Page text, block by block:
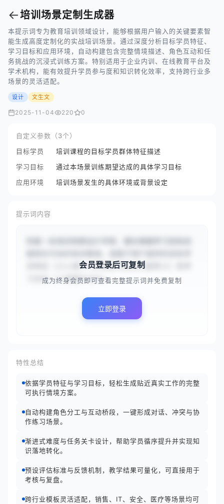
←培训场景定制生成器
本提示词专为教育培训领域设计，能够根据用户输入的关键要素智
能生成高度定制化的实战培训场景。通过深度分析目标学员特征、
学习目标和应用环境，自动构建包含完整情境描述、角色互动和任
务挑战的沉浸式训练方案。特别适用于企业内训、在线教育平台及
学术机构，能有效提升学员参与度和知识转化效率，支持跨行业多
场景的灵活适配。
设计 文生文
2025-11-04 220 0
自定义参数（3个）
目标学员
培训课程的目标学员群体特征描述
学习目标
通过本场景训练期望达成的具体学习目标
应用环境
培训场景发生的具体环境或背景设定
提示词内容
员特征（{{入职3个月的软件测试工程师}}）和学
习目标（{{掌握针对We...
会员登录后可复制
成为终身会员即可查看完整提示词并免费复制
立即登录
特性总结
依据学员特征与学习目标，轻松生成贴近真实工作的完整
可执行情境方案。
自动构建角色分工与互动桥段，一键形成对话、冲突与协
作练习场景。
渐进式难度与任务关卡设计，帮助学员循序提升并实现知
识落地转化。
预设评估标准与反馈机制，教学结果可量化，可直接用于
考核与复盘。
跨行业模板灵活适配，销售、IT、安全、医疗等场景均可